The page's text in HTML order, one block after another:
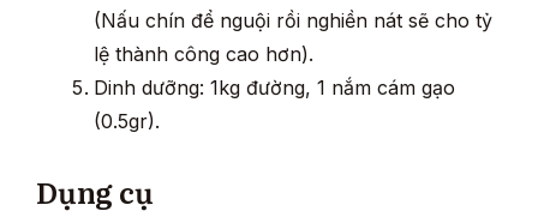
(Nấu chín để nguội rồi nghiền nát sẽ cho tỷ
lệ thành công cao hơn).
Dinh dưỡng: 1kg đường, 1 nắm cám gạo
(0.5gr).
Dụng cụ